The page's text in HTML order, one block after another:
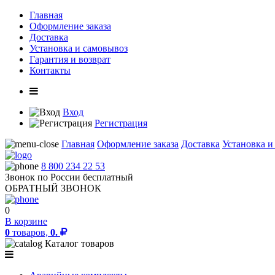
Главная
Оформление заказа
Доставка
Установка и самовывоз
Гарантия и возврат
Контакты
Вход
Регистрация
Главная Оформление заказа Доставка Установка
8 800 234 22 53
Звонок по России бесплатный
ОБРАТНЫЙ ЗВОНОК
0
В корзине
0 товаров, 0.
Каталог товаров